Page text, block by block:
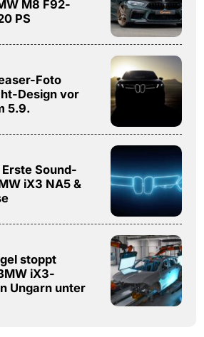
M8 F92-
PS
Foto
Design vor
5.9.
Sound-
iX3 NA5 &
stoppt
iX3-
Ungarn unter